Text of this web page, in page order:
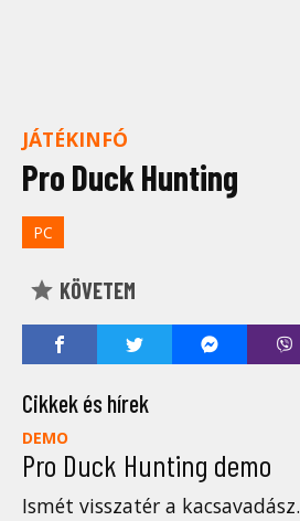
JÁTÉKINFÓ
Pro Duck Hunting
PC
KÖVETEM
Cikkek és hírek
DEMO
Pro Duck Hunting demo
Ismét visszatér a kacsavadász.